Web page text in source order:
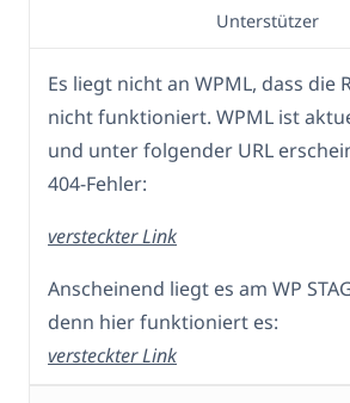
Unterstützer
Es liegt nicht an WPML, dass die
nicht funktioniert. WPML ist
und unter folgender URL
404-Fehler:
versteckter Link
Anscheinend liegt es am WP
denn hier funktioniert es:
versteckter Link